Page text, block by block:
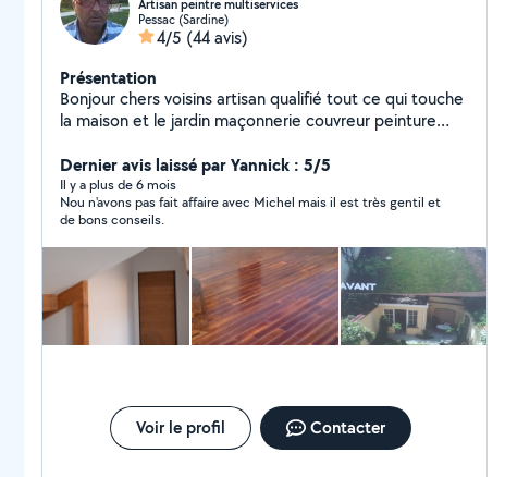
Artisan peintre multiservices
Pessac (Sardine)
4/5 (44 avis)
Présentation
Bonjour chers voisins artisan qualifié tout ce qui touche
la maison et le jardin maçonnerie couvreur peinture
gravats et déchets et autres
Dernier avis laissé par Yannick : 5/5
Il y a plus de 6 mois
Nou n'avons pas fait affaire avec Michel mais il est très gentil et
de bons conseils.
Voir le profil Contacter